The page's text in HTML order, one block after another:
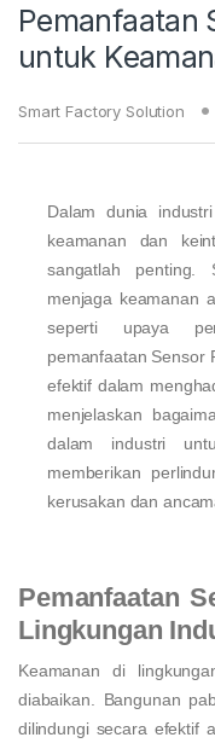
Pemanfaatan
untuk
Smart Factory Solution
Dalam dunia
keamanan dan
sangatlah penting.
menjaga keamanan
seperti upaya
pemanfaatan Sensor
efektif dalam
menjelaskan
dalam industri
memberikan
kerusakan dan
Pemanfaatan
Lingkungan
Keamanan di
diabaikan. Bangunan
dilindungi secara efektif